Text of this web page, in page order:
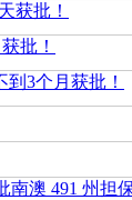
获批！
批！
到3个月获批！
澳 491 州担保